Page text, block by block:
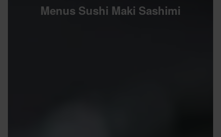
Menus Sushi Maki Sashimi